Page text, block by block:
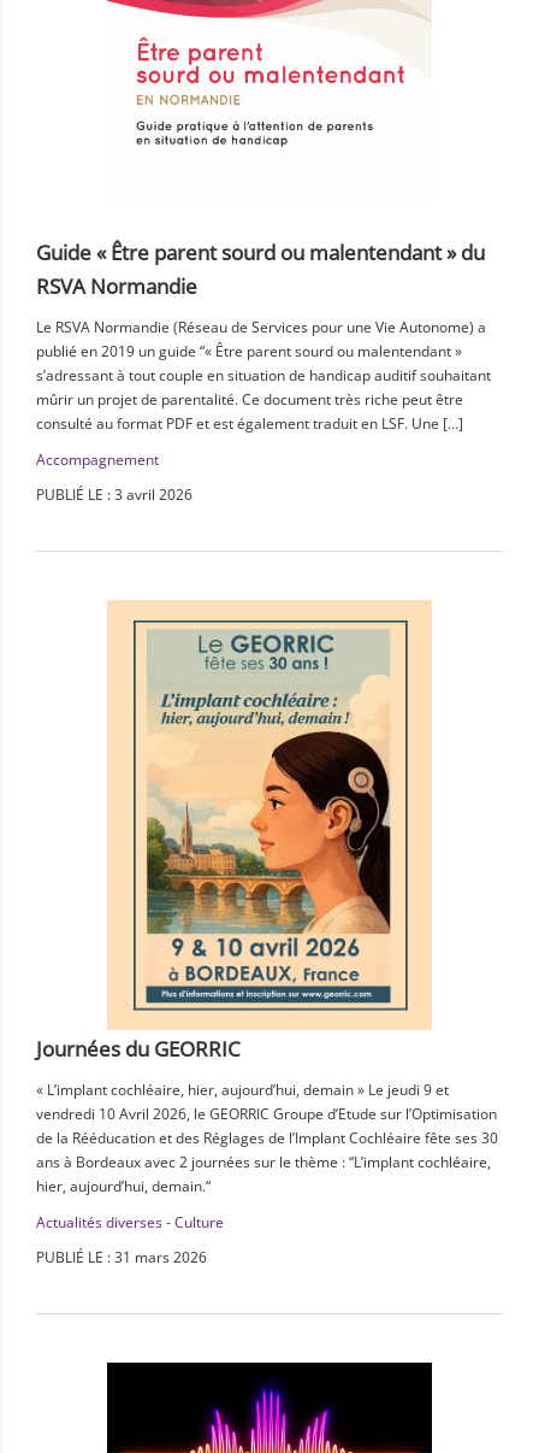
Guide « Être parent sourd ou malentendant » du
RSVA Normandie
Le RSVA Normandie (Réseau de Services pour une Vie Autonome) a
publié en 2019 un guide “« Être parent sourd ou malentendant »
s’adressant à tout couple en situation de handicap auditif souhaitant
mûrir un projet de parentalité. Ce document très riche peut être
consulté au format PDF et est également traduit en LSF. Une […]
Accompagnement
PUBLIÉ LE : 3 avril 2026
Journées du GEORRIC
« L’implant cochléaire, hier, aujourd’hui, demain » Le jeudi 9 et
vendredi 10 Avril 2026, le GEORRIC Groupe d’Etude sur l’Optimisation
de la Rééducation et des Réglages de l’Implant Cochléaire fête ses 30
ans à Bordeaux avec 2 journées sur le thème : “L’implant cochléaire,
hier, aujourd’hui, demain.“
Actualités diverses - Culture
PUBLIÉ LE : 31 mars 2026